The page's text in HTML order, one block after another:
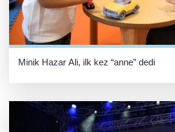
Minik Hazar Ali, ilk kez “anne” dedi